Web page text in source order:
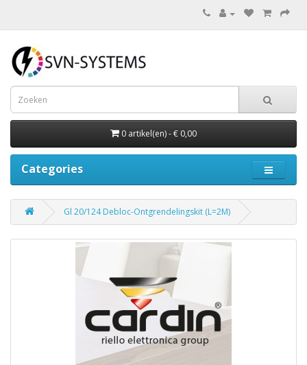
0 artikel(en) - € 0,00
Categories
Gl 20/124 Debloc-Ontgrendelingskit (L=2M)